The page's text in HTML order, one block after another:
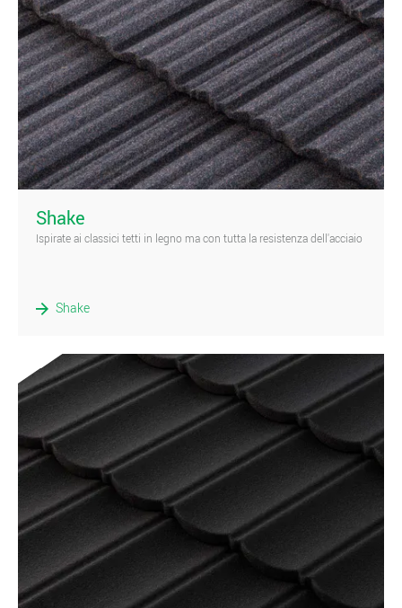
Shake
Ispirate ai classici tetti in legno ma con tutta la resistenza dell'acciaio
Shake